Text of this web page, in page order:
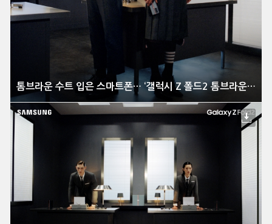
톰브라운 수트 입은 스마트폰… ‘갤럭시 Z 폴드2 톰브라운 에디션’